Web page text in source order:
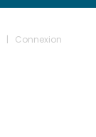
| Connexion